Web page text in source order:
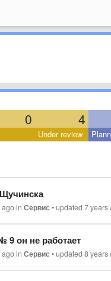
0 4
Under review
agoinСервис •updated7 years
9 он не работает
agoinСервис •updated8 years